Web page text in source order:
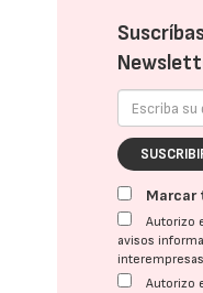
Marcar
Autorizo
avisos
Autorizo